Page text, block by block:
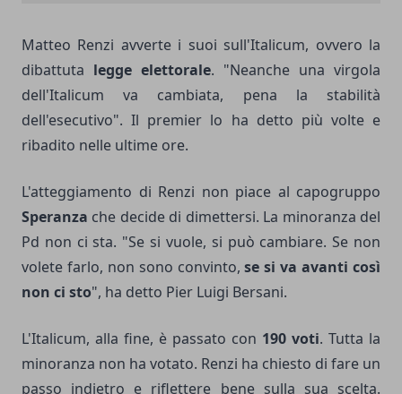
Matteo Renzi avverte i suoi sull'Italicum, ovvero la
dibattuta legge elettorale. "Neanche una virgola
dell'Italicum va cambiata, pena la stabilità
dell'esecutivo". Il premier lo ha detto più volte e
ribadito nelle ultime ore.
L'atteggiamento di Renzi non piace al capogruppo
Speranza che decide di dimettersi. La minoranza del
Pd non ci sta. "Se si vuole, si può cambiare. Se non
volete farlo, non sono convinto,se si va avanti così
non ci sto", ha detto Pier Luigi Bersani.
L'Italicum, alla fine, è passato con 190 voti. Tutta la
minoranza non ha votato. Renzi ha chiesto di fare un
passo indietro e riflettere bene sulla sua scelta.